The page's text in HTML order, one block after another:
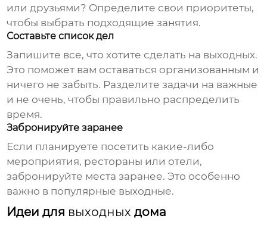
или друзьями? Определите свои приоритеты,
чтобы выбрать подходящие занятия.
Составьте список дел
Запишите все, что хотите сделать на выходных.
Это поможет вам оставаться организованным и
ничего не забыть. Разделите задачи на важные
и не очень, чтобы правильно распределить
время.
Забронируйте заранее
Если планируете посетить какие-либо
мероприятия, рестораны или отели,
забронируйте места заранее. Это особенно
важно в популярные выходные.
Идеи для выходных дома